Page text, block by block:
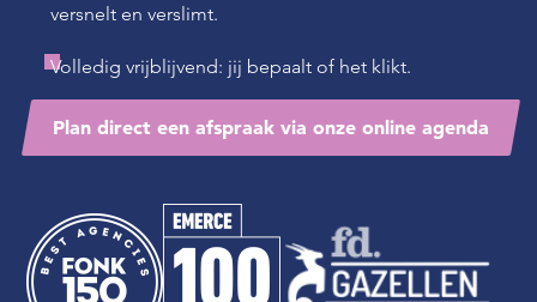
versnelt en verslimt.
Volledig vrijblijvend: jij bepaalt of het klikt.
Plan direct een afspraak via onze online agenda